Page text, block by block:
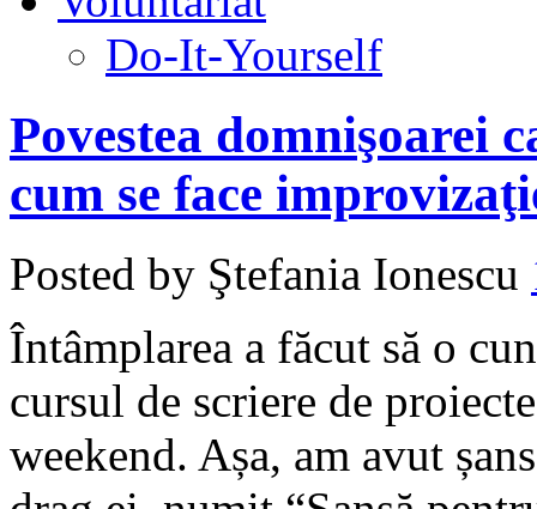
Do-It-Yourself
Povestea domnişoarei
cum se face
Posted by Ştefania Ionescu
Întâmplarea a făcut să o
cursul de scriere de
weekend. Așa, am avut